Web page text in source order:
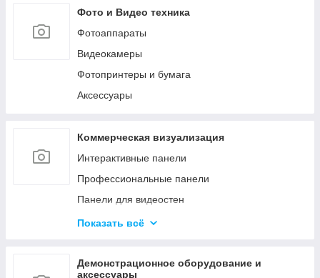
Фото и Видео техника
Фотоаппараты
Видеокамеры
Фотопринтеры и бумага
Аксессуары
Коммерческая визуализация
Интерактивные панели
Профессиональные панели
Панели для видеостен
Интерактивные мониторы
Управление сигналом
Показать всё
Демонстрационное оборудование и
аксессуары